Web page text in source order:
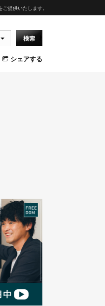
提供いたします。
シェアする